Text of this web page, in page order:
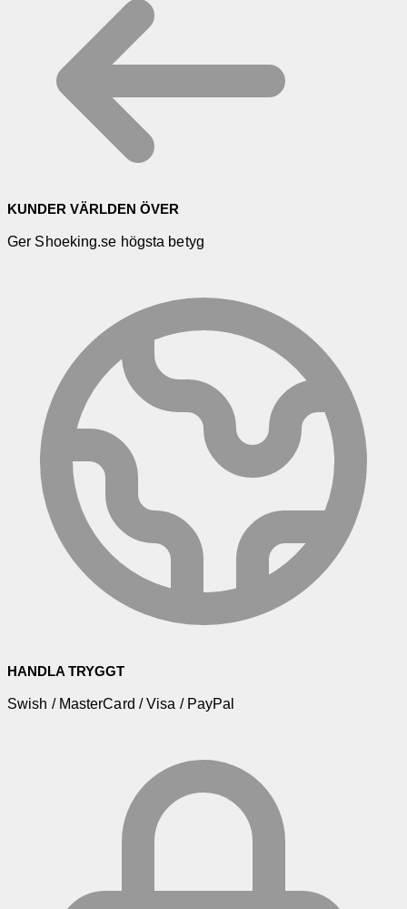
KUNDER VÄRLDEN ÖVER
Ger Shoeking.se högsta betyg
HANDLA TRYGGT
Swish / MasterCard / Visa / PayPal